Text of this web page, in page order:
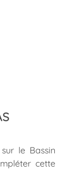
le Bassin
cette